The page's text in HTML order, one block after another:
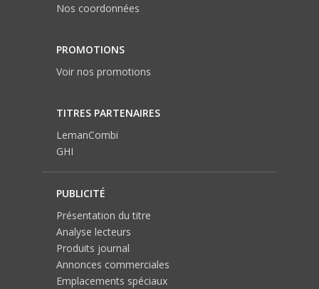
Nos coordonnées
PROMOTIONS
Voir nos promotions
TITRES PARTENAIRES
LemanCombi
GHI
PUBLICITÉ
Présentation du titre
Analyse lecteurs
Produits journal
Annonces commerciales
Emplacements spéciaux